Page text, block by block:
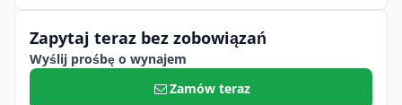
Zapytaj teraz bez zobowiązań
Wyślij prośbę o wynajem
Zamów teraz